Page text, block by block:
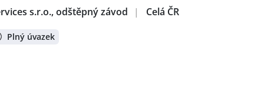
s.r.o., odštěpný závod | Celá ČR
Plný úvazek